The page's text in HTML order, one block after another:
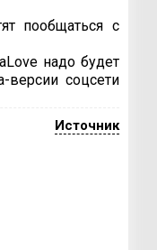
пообщаться с
надо будет
версии соцсети
Источник